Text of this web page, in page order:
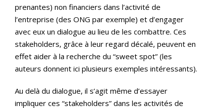
prenantes) non financiers dans l’activité de
l’entreprise (des ONG par exemple) et d’engager
avec eux un dialogue au lieu de les combattre. Ces
stakeholders, grâce à leur regard décalé, peuvent en
effet aider à la recherche du “sweet spot” (les
auteurs donnent ici plusieurs exemples intéressants).
Au delà du dialogue, il s’agit même d’essayer
impliquer ces “stakeholders” dans les activités de